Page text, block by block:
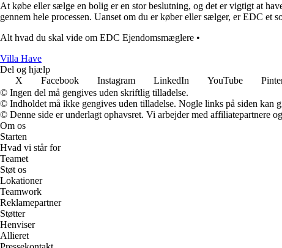
At købe eller sælge en bolig er en stor beslutning, og det er vigtigt at
gennem hele processen. Uanset om du er køber eller sælger, er EDC et
Alt hvad du skal vide om EDC Ejendomsmæglere •
Villa Have
Del og hjælp
X
Facebook Instagram LinkedIn YouTube
© Ingen del må gengives uden skriftlig tilladelse.
© Indholdet må ikke gengives uden tilladelse. Nogle links på siden kan
© Denne side er underlagt ophavsret. Vi arbejder med affiliatepartnere
Om os
Starten
Hvad vi står for
Teamet
Støt os
Lokationer
Teamwork
Reklamepartner
Støtter
Henviser
Allieret